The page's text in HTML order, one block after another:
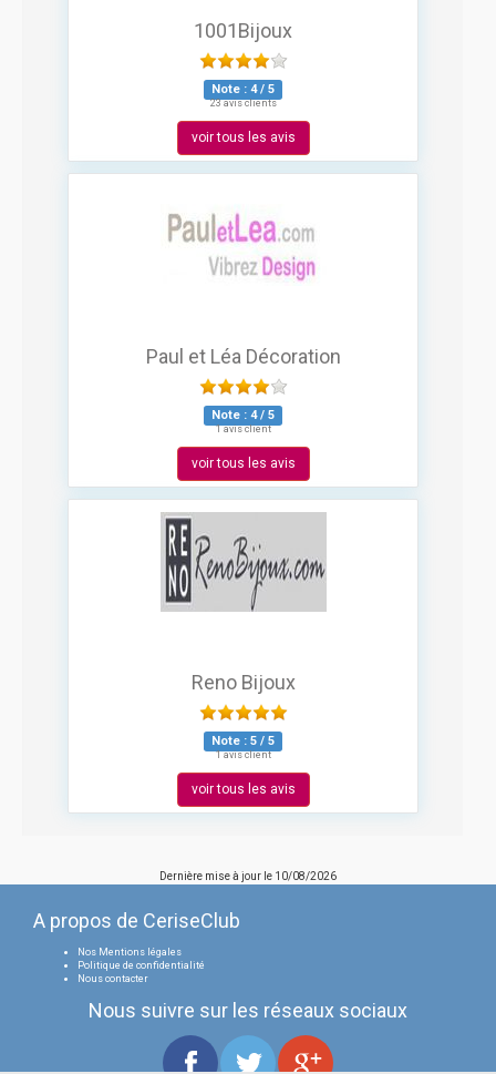
1001Bijoux
Note : 4/ 5
23 avis clients
voir tous les avis
Paul et Léa Décoration
Note : 4/ 5
1 avis client
voir tous les avis
Reno Bijoux
Note : 5 / 5
1 avis client
voir tous les avis
Dernière mise à jour le 10/08/2026
A propos de CeriseClub
Nos Mentions légales
Politique de confidentialité
Nous contacter
Nous suivre sur les réseaux sociaux